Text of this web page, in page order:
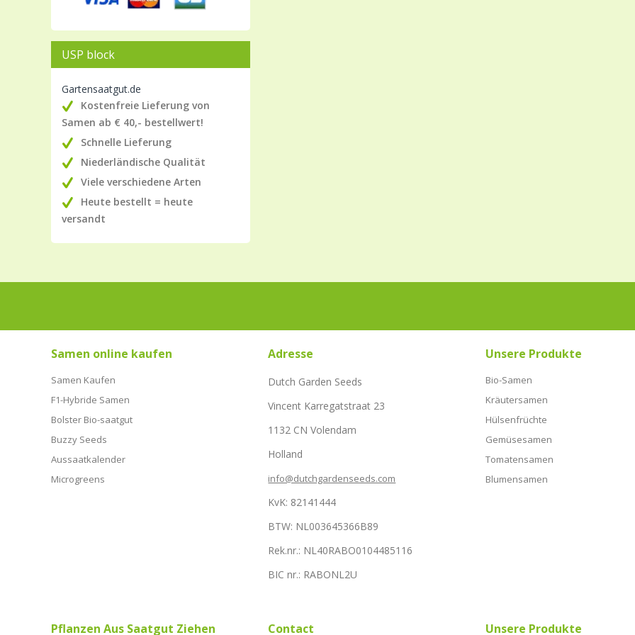
USP block
Gartensaatgut.de
Kostenfreie Lieferung von
Samen ab € 40,- bestellwert!
Schnelle Lieferung
Niederländische Qualität
Viele verschiedene Arten
Heute bestellt = heute
versandt
Samen online kaufen
Samen Kaufen
F1-Hybride Samen
Bolster Bio-saatgut
Buzzy Seeds
Aussaatkalender
Microgreens
Adresse
Dutch Garden Seeds
Vincent Karregatstraat 23
1132 CN Volendam
Holland
info@dutchgardenseeds.com
KvK: 82141444
BTW: NL003645366B89
Rek.nr.: NL40RABO0104485116
BIC nr.: RABONL2U
Unsere Produkte
Bio-Samen
Kräutersamen
Hülsenfrüchte
Gemüsesamen
Tomatensamen
Blumensamen
Pflanzen Aus Saatgut Ziehen Contact Unsere Produkte